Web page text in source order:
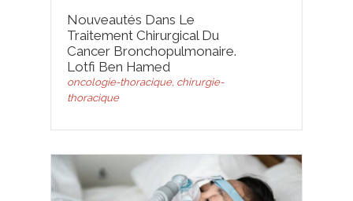
Nouveautés Dans Le
Traitement Chirurgical Du
Cancer Bronchopulmonaire.
Lotfi Ben Hamed
oncologie-thoracique, chirurgie-
thoracique